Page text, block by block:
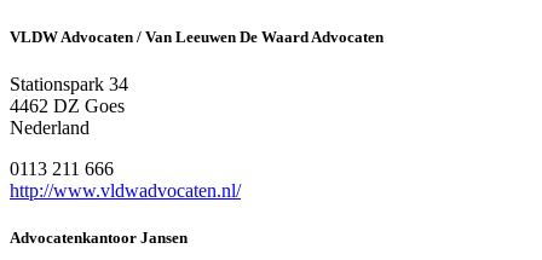
VLDW Advocaten / Van Leeuwen De Waard Advocaten
Stationspark 34
4462 DZ Goes
Nederland
0113 211 666
http://www.vldwadvocaten.nl/
Advocatenkantoor Jansen